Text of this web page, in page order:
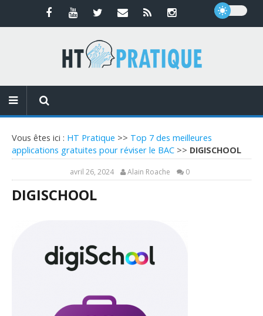
Vous êtes ici : HT Pratique >> Top 7 des meilleures
applications gratuites pour réviser le BAC >> DIGISCHOOL
avril 26, 2024 Alain Roache 0
DIGISCHOOL